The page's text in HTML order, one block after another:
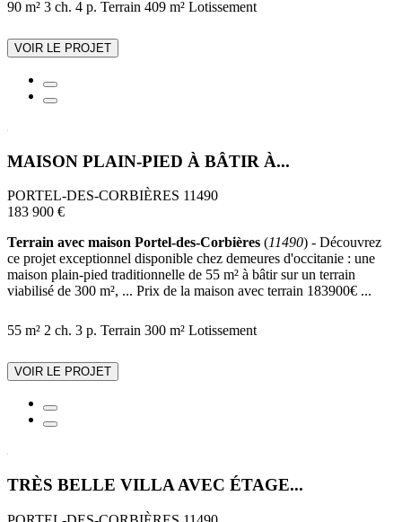
90 m² 3 ch. 4 p. Terrain 409 m² Lotissement
VOIR LE PROJET
MAISON PLAIN-PIED À BÂTIR À...
PORTEL-DES-CORBIÈRES 11490
183 900 €
Terrain avec maison Portel-des-Corbières (11490) - Découvrez
ce projet exceptionnel disponible chez demeures d'occitanie : une
maison plain-pied traditionnelle de 55 m² à bâtir sur un terrain
viabilisé de 300 m², ... Prix de la maison avec terrain 183900€ ...
55 m² 2 ch. 3 p. Terrain 300 m² Lotissement
VOIR LE PROJET
TRÈS BELLE VILLA AVEC ÉTAGE...